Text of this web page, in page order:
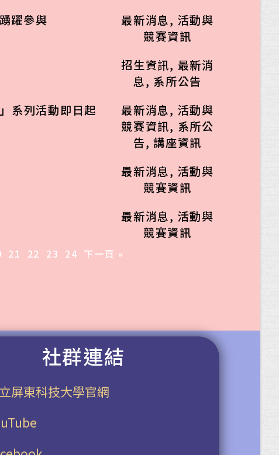
躍參與 最新消息, 活動與
競賽資訊
招生資訊, 最新消
息, 系所公告
系列活動即日起
最新消息, 活動與
競賽資訊, 系所公
告,講座資訊
最新消息, 活動與
競賽資訊
最新消息, 活動與
競賽資訊
21 22 23 24 下一頁 »
社群連結
屏東科技大學官網